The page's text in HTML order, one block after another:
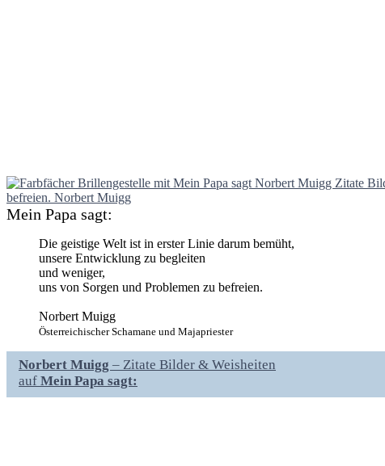
Mein Papa sagt:
Die geistige Welt ist in erster Linie darum bemüht,
unsere Entwicklung zu begleiten
und weniger,
uns von Sorgen und Problemen zu befreien.
Norbert Muigg
Österreichischer Schamane und Majapriester
Norbert Muigg – Zitate Bilder & Weisheiten
auf Mein Papa sagt: